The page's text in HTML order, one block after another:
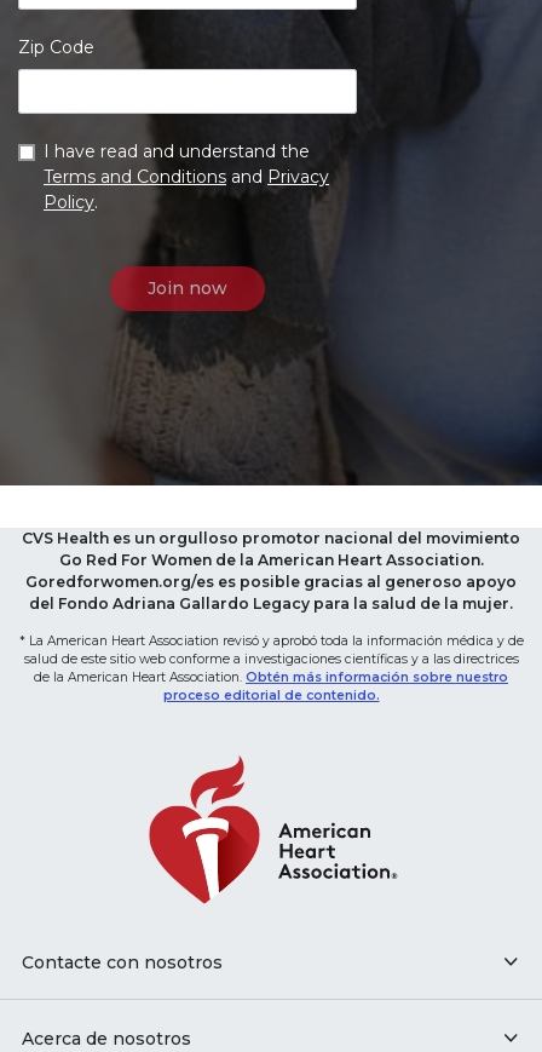
Zip Code
I have read and understand the
Terms and Conditions and Privacy
Policy.
CVS Health es un orgulloso promotor nacional del movimiento
Go Red For Women de la American Heart Association.
Goredforwomen.org/es es posible gracias al generoso apoyo
del Fondo Adriana Gallardo Legacy para la salud de la mujer.
* La American Heart Association revisó y aprobó toda la información médica y de
salud de este sitio web conforme a investigaciones científicas y a las directrices
de la American Heart Association. Obtén más información sobre nuestro
proceso editorial de contenido.
Contacte con nosotros
Acerca de nosotros